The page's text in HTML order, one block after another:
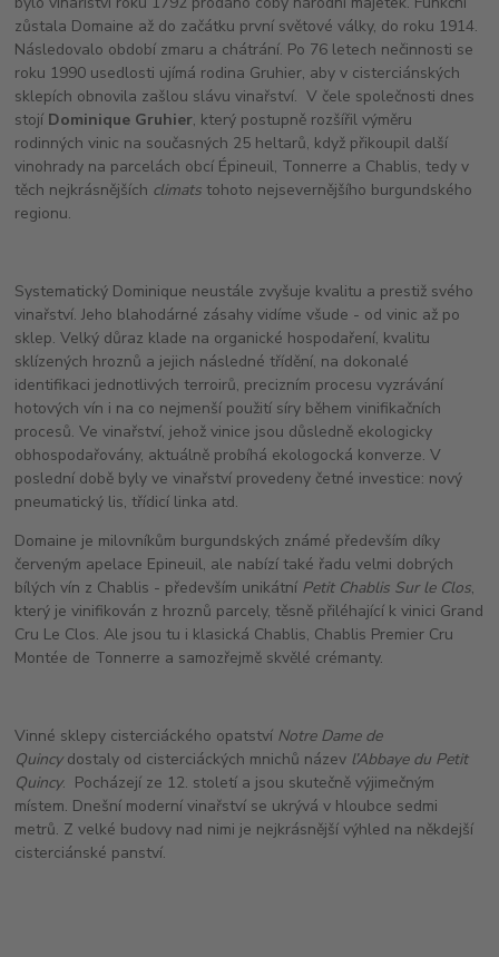
zůstala Domaine až do začátku první světové války, do roku 1914.
Následovalo období zmaru a chátrání. Po 76 letech nečinnosti se
roku 1990 usedlosti ujímá rodina Gruhier, aby v cisterciánských
sklepích obnovila zašlou slávu vinařství. V čele společnosti dnes
stojí Dominique Gruhier, který postupně rozšířil výměru
rodinných vinic na současných 25 heltarů, když přikoupil další
vinohrady na parcelách obcí Épineuil, Tonnerre a Chablis, tedy v
těch nejkrásnějších climats tohoto nejsevernějšího burgundského
regionu.
Systematický Dominique neustále zvyšuje kvalitu a prestiž svého
vinařství. Jeho blahodárné zásahy vidíme všude - od vinic až po
sklep. Velký důraz klade na organické hospodaření, kvalitu
sklízených hroznů a jejich následné třídění, na dokonalé
identifikaci jednotlivých terroirů, precizním procesu vyzrávání
hotových vín i na co nejmenší použití síry během vinifikačních
procesů. Ve vinařství, jehož vinice jsou důsledně ekologicky
obhospodařovány, aktuálně probíhá ekologocká konverze. V
poslední době byly ve vinařství provedeny četné investice: nový
pneumatický lis, třídicí linka atd.
Domaine je milovníkům burgundských známé především díky
červeným apelace Epineuil, ale nabízí také řadu velmi dobrých
bílých vín z Chablis - především unikátní Petit Chablis Sur le Clos,
který je vinifikován z hroznů parcely, těsně přiléhající k vinici Grand
Cru Le Clos. Ale jsou tu i klasická Chablis, Chablis Premier Cru
Montée de Tonnerre a samozřejmě skvělé crémanty.
Vinné sklepy cisterciáckého opatství Notre Dame de
Quincydostaly od cisterciáckých mnichů název l’Abbaye du Petit
Quincy. Pocházejí ze 12. století a jsou skutečně výjimečným
místem. Dnešní moderní vinařství se ukrývá v hloubce sedmi
metrů. Z velké budovy nad nimi je nejkrásnější výhled na někdejší
cisterciánské panství.